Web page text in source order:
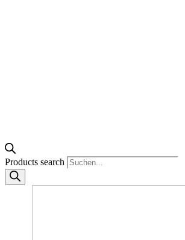
Products search